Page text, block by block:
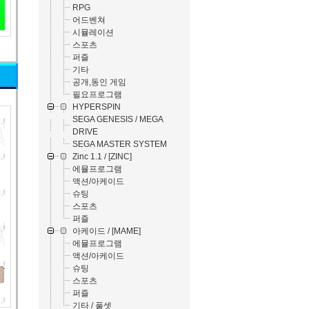
RPG
어드벤쳐
시뮬레이션
스포츠
퍼즐
기타
공개,동인 게임
필요프로그램
HYPERSPIN
SEGA GENESIS / MEGA
DRIVE
SEGA MASTER SYSTEM
Zinc 1.1 / [ZINC]
에뮬프로그램
액션/아케이드
슈팅
스포츠
퍼즐
아케이드 / [MAME]
에뮬프로그램
액션/아케이드
슈팅
스포츠
퍼즐
기타 / 풀셋